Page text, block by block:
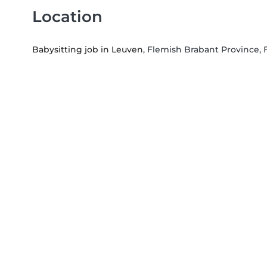
Location
Babysitting job in Leuven, Flemish Brabant Province,